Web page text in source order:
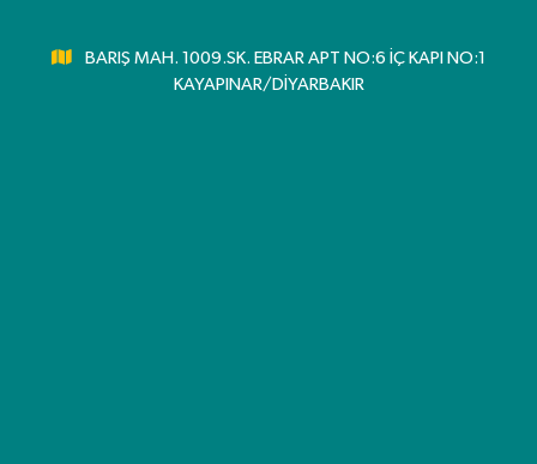
BARIŞ MAH. 1009.SK. EBRAR APT NO:6 İÇ KAPI NO:1
KAYAPINAR/DİYARBAKIR